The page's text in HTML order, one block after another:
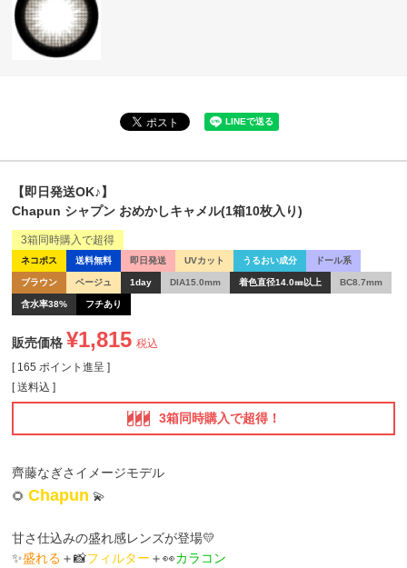
【即日発送OK♪】
Chapun シャプン おめかしキャメル(1箱10枚入り)
ネコポス 送料無料 即日発送 UVカット うるおい成分 ドール系
ブラウン ベージュ 1day DIA15.0mm 着色直径14.0㎜以上 BC8.7mm
含水率38% フチあり
3箱同時購入で超得
販売価格 ¥1,815 税込
[ 165 ポイント進呈 ]
送料込
3箱同時購入で超得！
齊藤なぎさイメージモデル
🌻 Chapun 💫
甘さ仕込みの盛れ感レンズが登場💛
✨盛れる ＋📸フィルター ＋👀カラコン